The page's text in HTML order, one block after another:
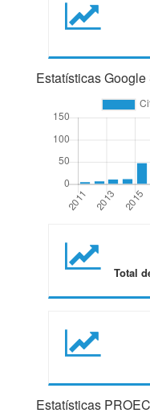
Estatísticas
Total
Estatísticas PROEC